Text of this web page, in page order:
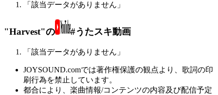
「該当データがありません」
"Harvest"の #うたスキ動画
「該当データがありません」
JOYSOUND.comでは著作権保護の観点より、歌詞の印
刷行為を禁止しています。
都合により、楽曲情報/コンテンツの内容及び配信予定